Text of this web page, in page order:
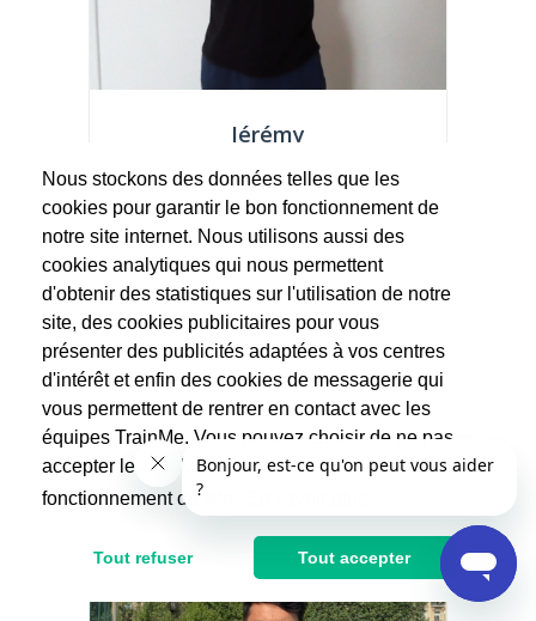
Jérémy
(3 avis)
Je vous propose des programmes adaptés
à vos envies, que ce soit pour reprendre
le...
45€ 22.5€
Après réduction d'impôts
Nous stockons des données telles que les
cookies pour garantir le bon fonctionnement de
notre site internet. Nous utilisons aussi des
cookies analytiques qui nous permettent
d'obtenir des statistiques sur l'utilisation de notre
site, des cookies publicitaires pour vous
présenter des publicités adaptées à vos centres
d'intérêt et enfin des cookies de messagerie qui
vous permettent de rentrer en contact avec les
équipes TrainMe. Vous pouvez choisir de ne pas
accepter les cookies non indispensables au
fonctionnement du site.
Tout refuser Tout accepter